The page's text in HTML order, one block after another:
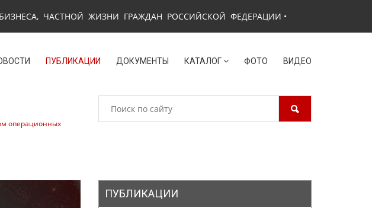
ЧАСТНОЙ ЖИЗНИ ГРАЖДАН РОССИЙСКОЙ ФЕДЕРАЦИИ •
ПУБЛИКАЦИИ ДОКУМЕНТЫ КАТАЛОГ ФОТО ВИДЕО
операционных
ПУБЛИКАЦИИ